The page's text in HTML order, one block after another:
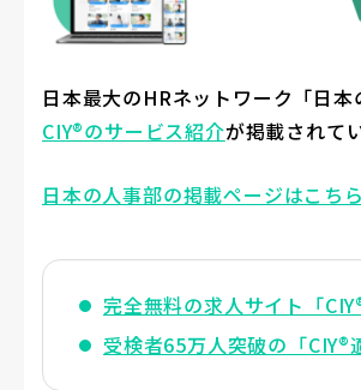
日本最大のHRネットワーク「日本
CIY®のサービス紹介が掲載されて
日本の人事部の掲載ページはこち
完全無料の求人サイト「
受検者65万人突破の「CIY®